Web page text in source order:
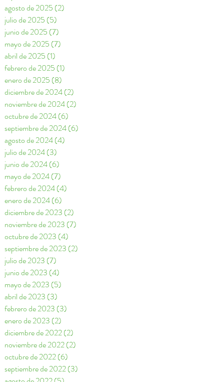
agosto de 2025 (2)
julio de 2025 (5)
junio de 2025 (7)
mayo de 2025 (7)
abril de 2025 (1)
febrero de 2025 (1)
enero de 2025 (8)
diciembre de 2024(2)
noviembre de 2024(2)
octubre de 2024(6)
septiembre de 2024(6)
agosto de 2024(4)
julio de 2024(3)
junio de 2024(6)
mayo de 2024(7)
febrero de 2024(4)
enero de 2024(6)
diciembre de 2023 (2)
noviembre de 2023 (7)
octubre de 2023 (4)
septiembre de 2023 (2)
julio de 2023 (7)
junio de 2023 (4)
mayo de 2023 (5)
abril de 2023 (3)
febrero de 2023 (3)
enero de 2023 (2)
diciembre de 2022(2)
noviembre de 2022(2)
octubre de 2022(6)
septiembre de 2022(3)